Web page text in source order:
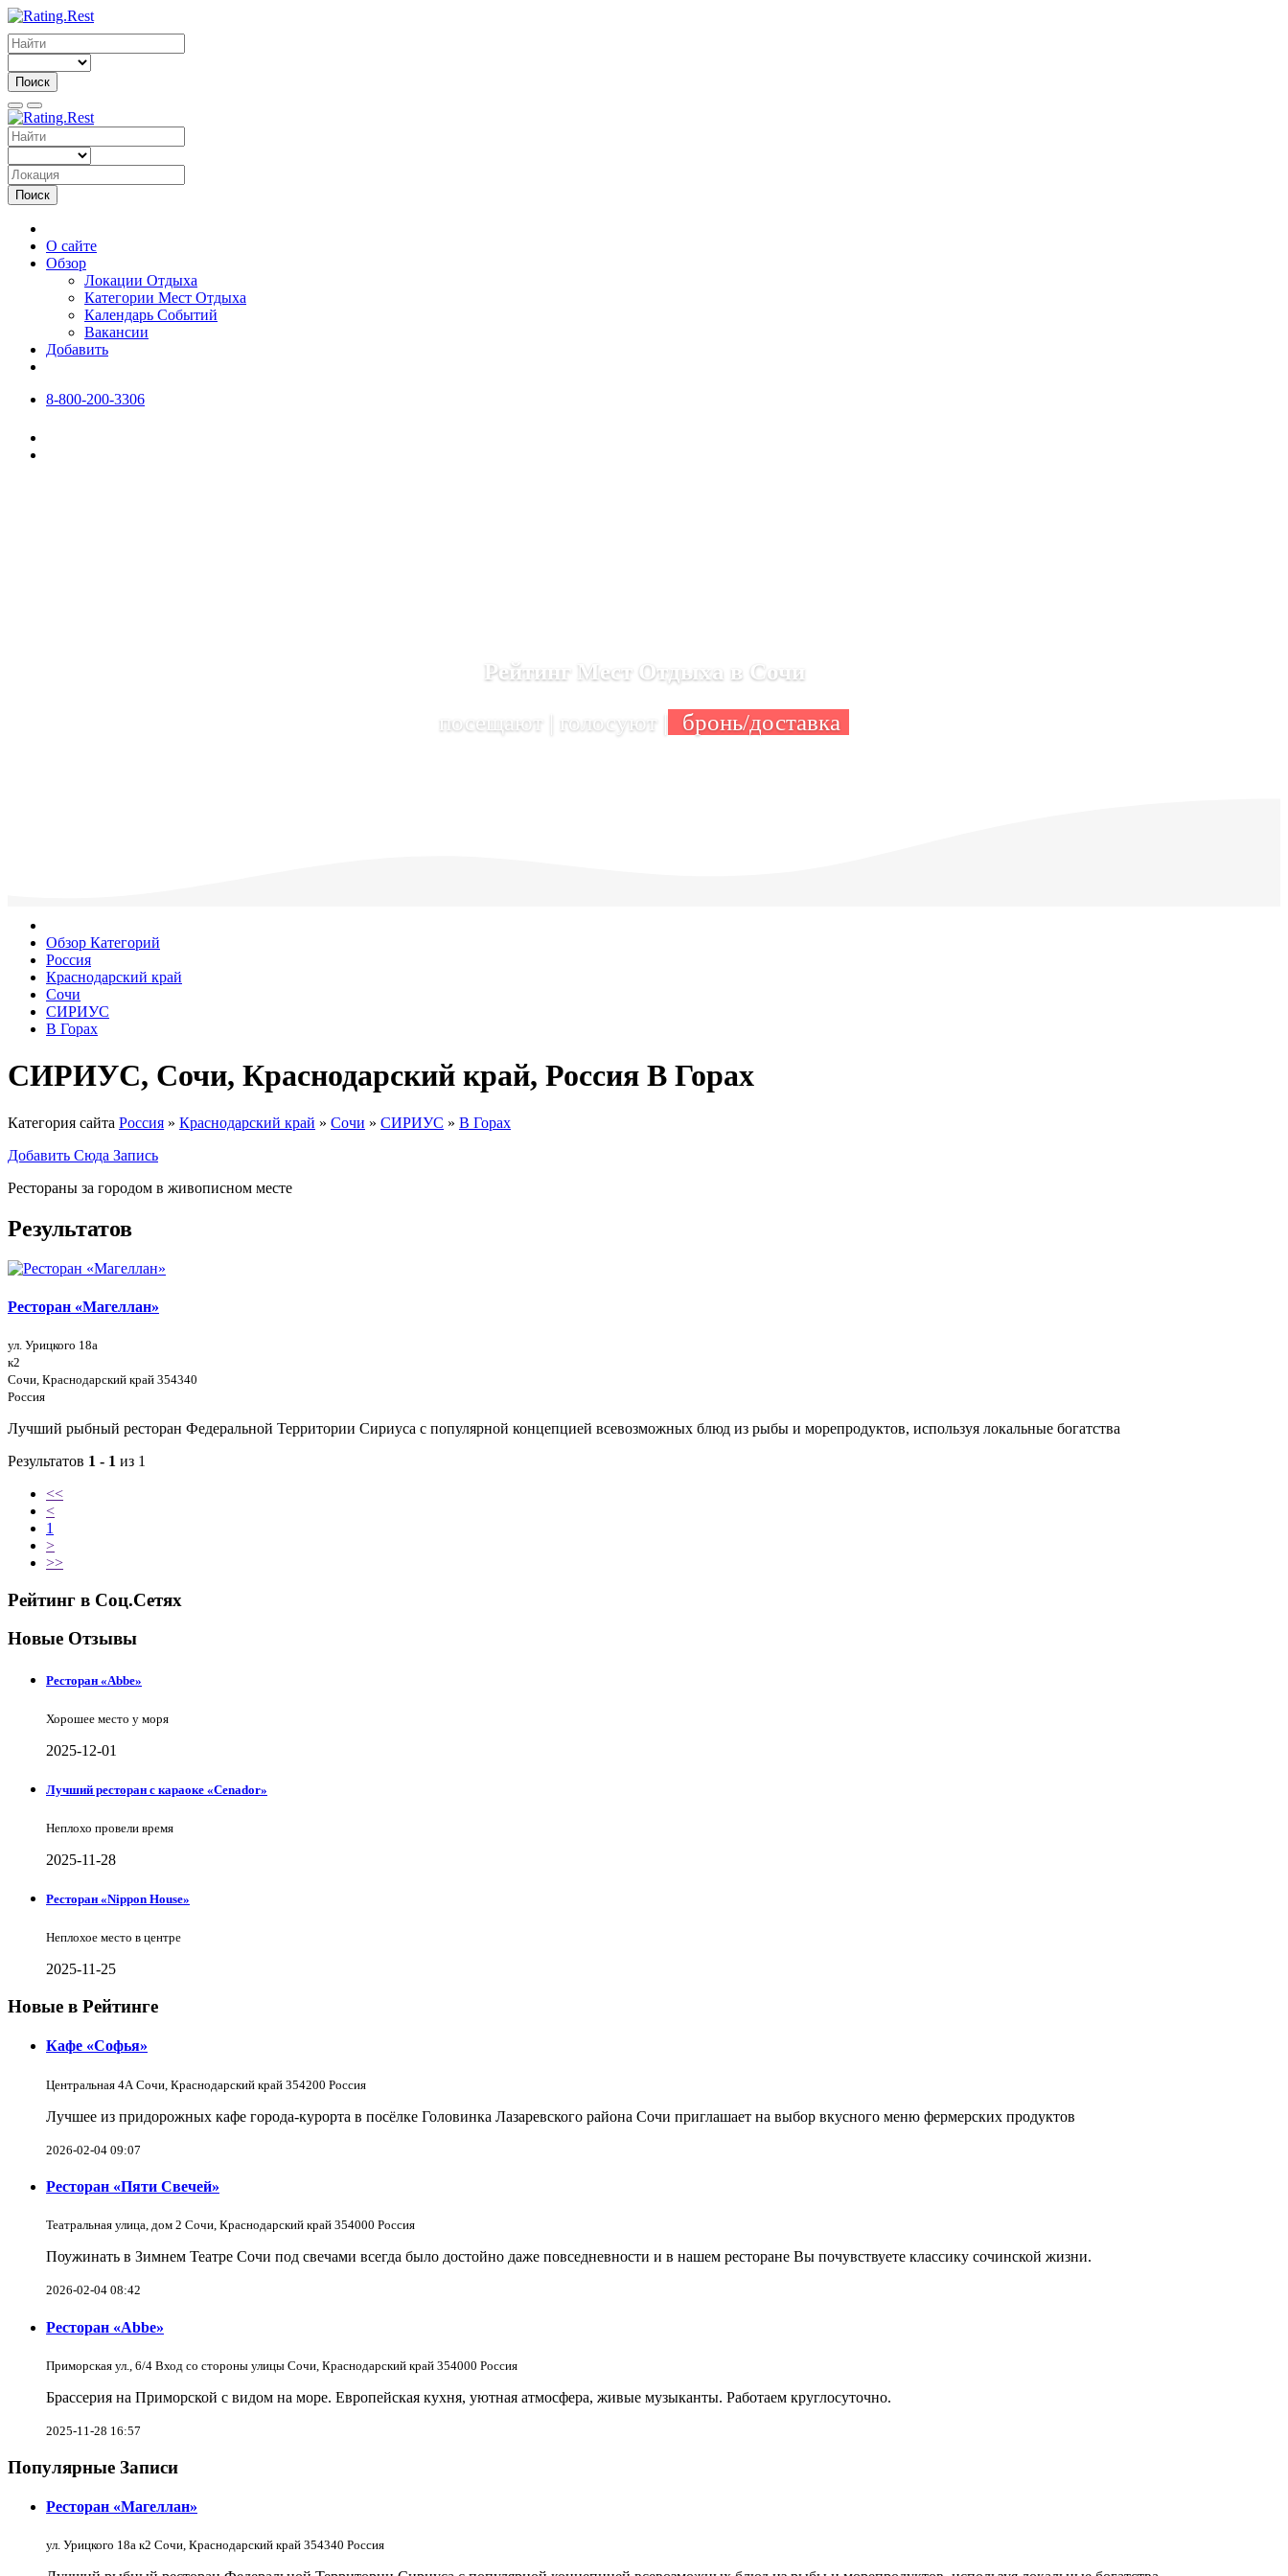
Поиск
Поиск
О сайте
Обзор
Локации Отдыха
Категории Мест Отдыха
Календарь Событий
Вакансии
Добавить
8-800-200-3306
Рейтинг Мест Отдыха в Сочи
посещают | голосуют |
бронь/доставка
Обзор Категорий
Россия
Краснодарский край
Сочи
СИРИУС
В Горах
СИРИУС, Сочи, Краснодарский край, Россия В Горах
Категория сайта Россия » Краснодарский край » Сочи » СИРИУС » В Горах
Добавить Сюда Запись
Рестораны за городом в живописном месте
Результатов
Ресторан «Магеллан»
ул. Урицкого 18а
к2
Сочи, Краснодарский край 354340
Россия
Лучший рыбный ресторан Федеральной Территории Сириуса с популярной концепцией всевозможных блюд из рыбы и морепродуктов, используя локальные богатства
Результатов 1 - 1 из 1
<<
<
1
>
>>
Рейтинг в Соц.Сетях
Новые Отзывы
Ресторан «Abbe»
Хорошее место у моря
2025-12-01
Лучший ресторан с караоке «Cenador»
Неплохо провели время
2025-11-28
Ресторан «Nippon House»
Неплохое место в центре
2025-11-25
Новые в Рейтинге
Кафе «Софья»
Центральная 4А Сочи, Краснодарский край 354200 Россия
Лучшее из придорожных кафе города-курорта в посёлке Головинка Лазаревского района Сочи приглашает на выбор вкусного меню фермерских продуктов
2026-02-04 09:07
Ресторан «Пяти Свечей»
Театральная улица, дом 2 Сочи, Краснодарский край 354000 Россия
Поужинать в Зимнем Театре Сочи под свечами всегда было достойно даже повседневности и в нашем ресторане Вы почувствуете классику сочинской жизни.
2026-02-04 08:42
Ресторан «Abbe»
Приморская ул., 6/4 Вход со стороны улицы Сочи, Краснодарский край 354000 Россия
Брассерия на Приморской с видом на море. Европейская кухня, уютная атмосфера, живые музыканты. Работаем круглосуточно.
2025-11-28 16:57
Популярные Записи
Ресторан «Магеллан»
ул. Урицкого 18а к2 Сочи, Краснодарский край 354340 Россия